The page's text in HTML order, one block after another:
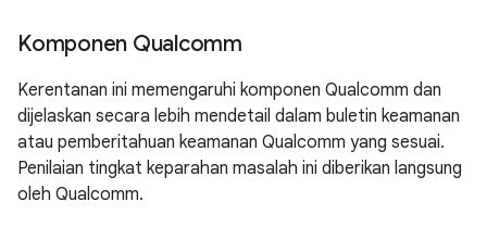
Komponen Qualcomm
Kerentanan ini memengaruhi komponen Qualcomm dan
dijelaskan secara lebih mendetail dalam buletin keamanan
atau pemberitahuan keamanan Qualcomm yang sesuai.
Penilaian tingkat keparahan masalah ini diberikan langsung
oleh Qualcomm.